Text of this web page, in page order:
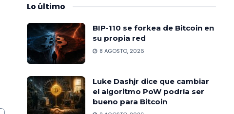
Lo último
BIP-110 se forkea de Bitcoin en
su propia red
8 AGOSTO, 2026
Luke Dashjr dice que cambiar
el algoritmo PoW podría ser
bueno para Bitcoin